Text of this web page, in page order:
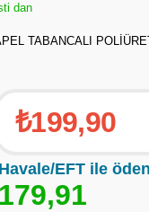
dan
TABANCALI
₺199,90
Havale/EFT ile
179,91